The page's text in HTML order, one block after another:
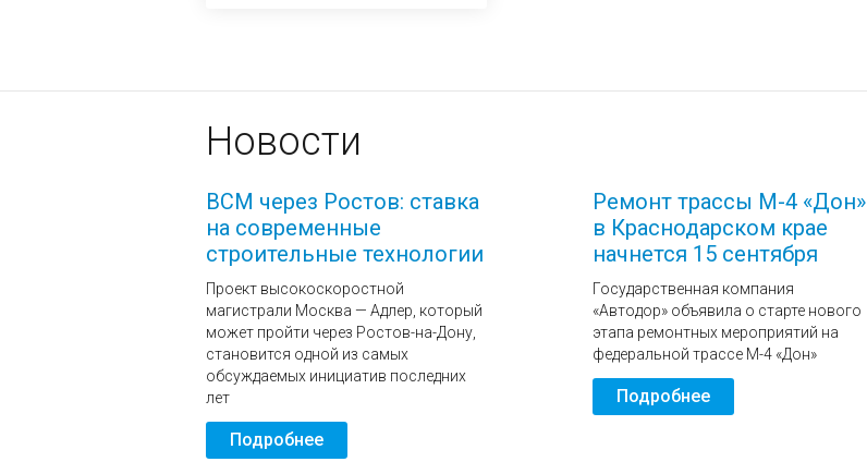
Новости
ВСМ через Ростов: ставка
на современные
строительные технологии
Проект высокоскоростной
магистрали Москва — Адлер, который
может пройти через Ростов-на-Дону,
становится одной из самых
обсуждаемых инициатив последних
лет
Подробнее
Ремонт трассы М-4 «Дон»
в Краснодарском крае
начнется 15 сентября
Государственная компания
«Автодор» объявила о старте нового
этапа ремонтных мероприятий на
федеральной трассе М-4 «Дон»
Подробнее